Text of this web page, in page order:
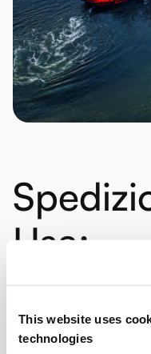
This website uses
technologies
Usa:
i